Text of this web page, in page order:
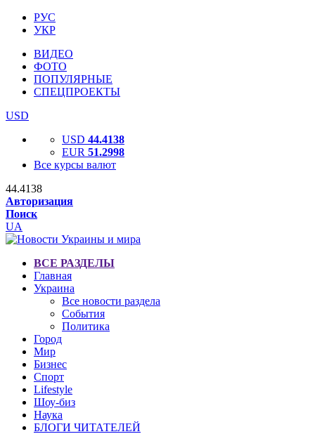
РУС
УКР
ВИДЕО
ФОТО
ПОПУЛЯРНЫЕ
СПЕЦПРОЕКТЫ
USD
USD 44.4138
EUR 51.2998
Все курсы валют
44.4138
Авторизация
Поиск
UA
ВСЕ РАЗДЕЛЫ
Главная
Украина
Все новости раздела
События
Политика
Город
Мир
Бизнес
Спорт
Lifestyle
Шоу-биз
Наука
БЛОГИ ЧИТАТЕЛЕЙ